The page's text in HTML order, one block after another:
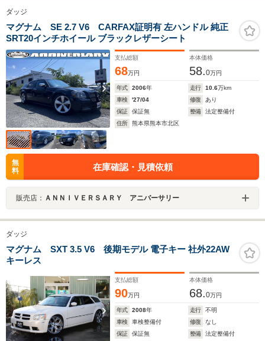
ダッジ
マグナム SE 2.7 V6 CARFAX証明有 左ハンドル 純正
SRT20インチホイール ブラックレザーシート
支払総額
68万円
本体価格
58.0万円
年式 2006年 走行 10.6万km
車検
'27/04 修復
あり
保証
保証無 整備
法定整備付
住所
熊本県熊本市北区
無
料
在庫確認・見積依頼
販売店： ＡＮＮＩＶＥＲＳＡＲＹ アニバーサリー
ダッジ
マグナム SXT 3.5 V6 後期モデル 電子キー 社外22AW
キーレス
支払総額
90万円
本体価格
68.0万円
年式 2008年 走行
不明
車検
車検整備付 修復
なし
保証
保証無 整備 法定整備付